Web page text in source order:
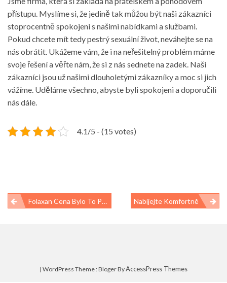
přístupu. Myslíme si, že jedině tak můžou být naši zákazníci
stoprocentně spokojeni s našimi nabídkami a službami.
Pokud chcete mít tedy pestrý sexuální život, neváhejte se na
nás obrátit. Ukážeme vám, že i na neřešitelný problém máme
svoje řešení a věřte nám, že si z nás sednete na zadek. Naši
zákazníci jsou už našimi dlouholetými zákazníky a moc si jich
vážíme. Uděláme všechno, abyste byli spokojeni a doporučili
nás dále.
4.1/5 - (15 votes)
Navigace
Folaxan Cena Bylo To Poslední, Co Vás Zajímalo Nabíjejte Komfortně
| WordPress Theme : Bloger ByAccessPress Themes